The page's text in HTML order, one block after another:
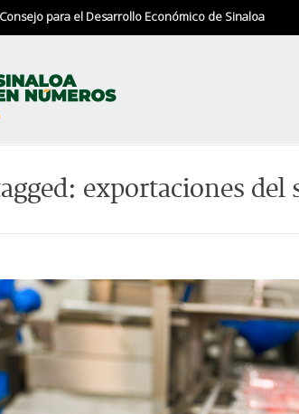
Consejo para el Desarrollo Económico de Sinaloa
exportaciones